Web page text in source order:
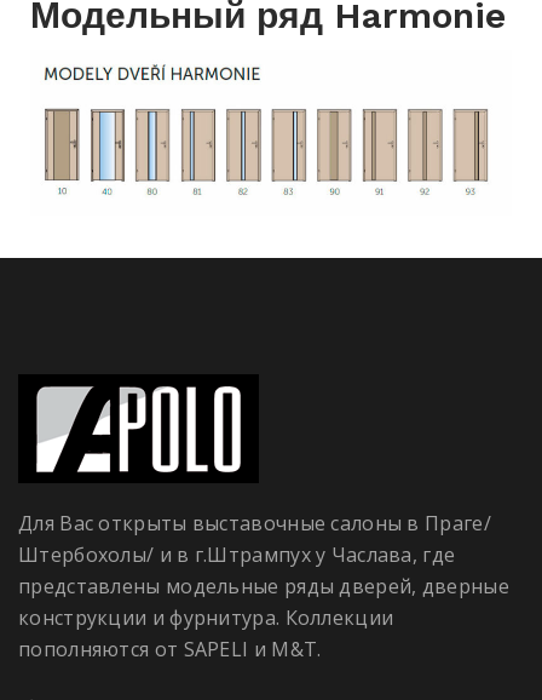
Модельный ряд Harmonie
Для Вас открыты выставочные салоны в Праге/
Штербохолы/ и в г.Штрампух у Часлава, где
представлены модельные ряды дверей, дверные
конструкции и фурнитура. Коллекции
пополняются от SAPELI и M&T.